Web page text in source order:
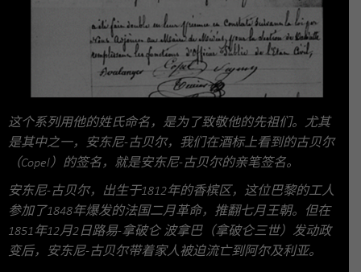
这个系列用他的姓氏命名，是为了致敬他的先祖们。尤其
是其中之一，安东尼-古贝尔，我们在酒标上看到的古贝尔
（Copel）的签名，就是安东尼-古贝尔的亲笔签名。
安东尼-古贝尔，出生于1812年的香槟区，这位巴黎的工人
参加了1848年爆发的法国二月革命，推翻七月王朝。但在
1851年12月2日路易-拿破仑 波拿巴（拿破仑三世）发动政
变后，安东尼-古贝尔带着家人被迫流亡到阿尔及利亚。